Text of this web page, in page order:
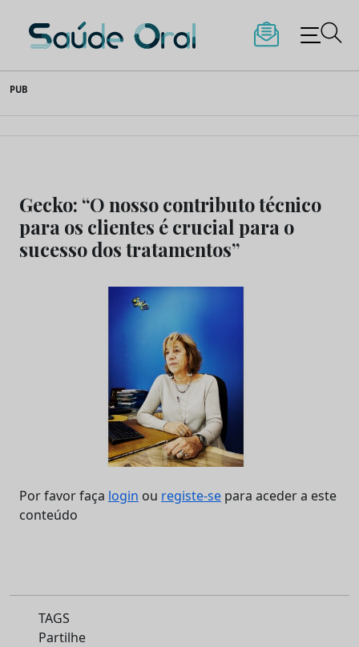
to
content
Saúde Oral
PUB
Gecko: “O nosso contributo técnico
para os clientes é crucial para o
sucesso dos tratamentos”
Por favor faça login ou registe-se para aceder a este
conteúdo
TAGS
Partilhe